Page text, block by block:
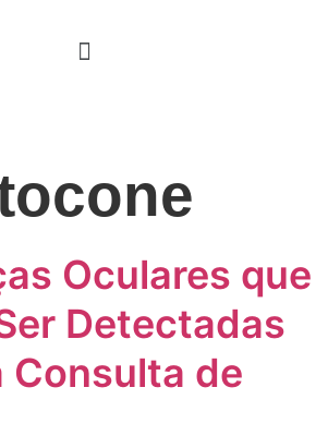
Oculares que
Detectadas
Consulta de